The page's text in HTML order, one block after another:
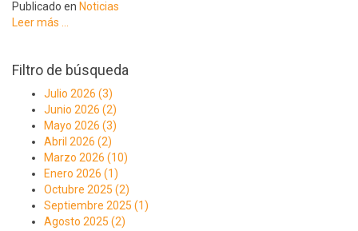
Publicado en Noticias
Leer más ...
Filtro de búsqueda
Julio 2026 (3)
Junio 2026 (2)
Mayo 2026 (3)
Abril 2026 (2)
Marzo 2026 (10)
Enero 2026 (1)
Octubre 2025 (2)
Septiembre 2025 (1)
Agosto 2025 (2)